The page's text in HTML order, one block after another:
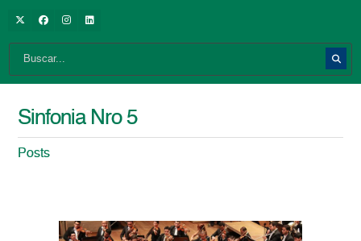
Sinfonia Nro 5
Posts